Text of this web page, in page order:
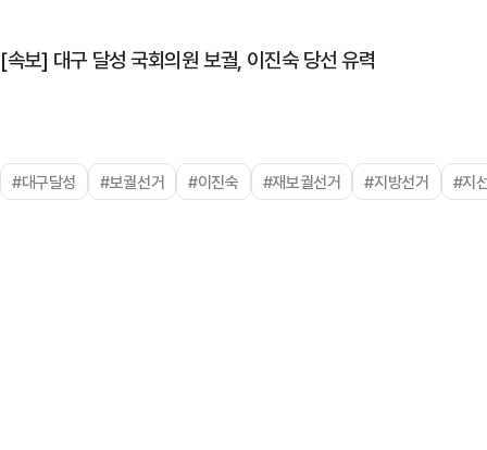
[속보] 대구 달성 국회의원 보궐, 이진숙 당선 유력
#대구달성 #보궐선거 #이진숙 #재보궐선거 #지방선거 #지